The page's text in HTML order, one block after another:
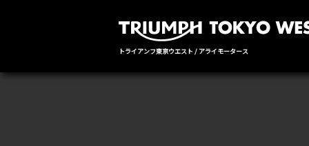
トライアンフ東京ウエスト / アライモータース